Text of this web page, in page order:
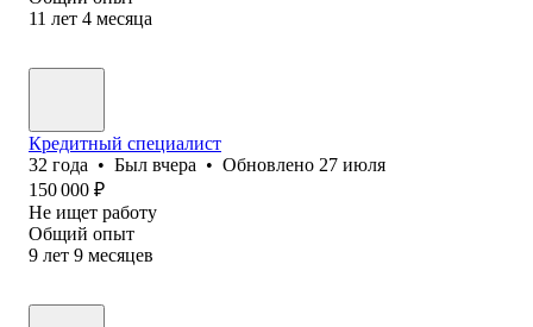
11 лет 4 месяца
Кредитный специалист
32 года • Был вчера • Обновлено 27 июля
150 000 ₽
Не ищет работу
Общий опыт
9 лет 9 месяцев